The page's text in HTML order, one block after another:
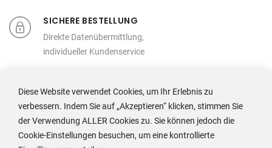
SICHERE BESTELLUNG
Direkte Datenübermittlung,
individueller Kundenservice
Diese Website verwendet Cookies, um Ihr Erlebnis zu
verbessern. Indem Sie auf „Akzeptieren“ klicken, stimmen Sie
der Verwendung ALLER Cookies zu. Sie können jedoch die
Cookie-Einstellungen besuchen, um eine kontrollierte